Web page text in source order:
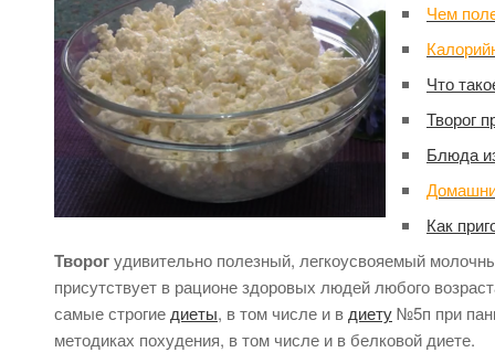
Чем
Что
Творог
Блюда
Как
Творогудивительно полезный, легкоусвояемый
присутствует в рационе здоровых людей любого
самые строгие диеты, в том числе и в диету№5п при
методиках похудения, в том числе и в белковой диете.